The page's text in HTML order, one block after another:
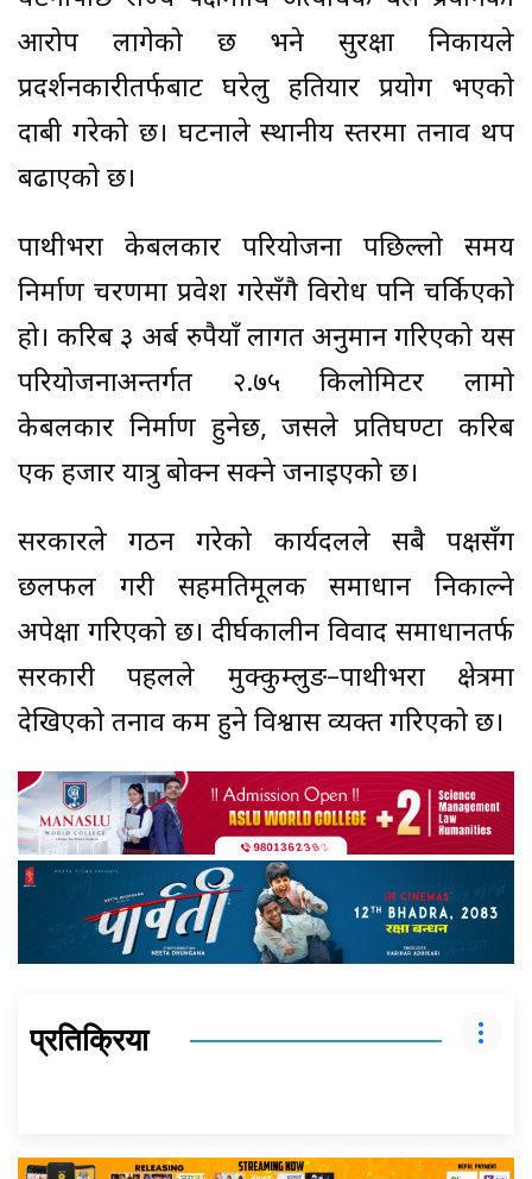
आरोप लागेको छ भने सुरक्षा निकायले
प्रदर्शनकारीतर्फबाट घरेलु हतियार प्रयोग भएको
दाबी गरेको छ। घटनाले स्थानीय स्तरमा तनाव थप
बढाएको छ।
पाथीभरा केबलकार परियोजना पछिल्लो समय
निर्माण चरणमा प्रवेश गरेसँगै विरोध पनि चर्किएको
हो। करिब ३ अर्ब रुपैयाँ लागत अनुमान गरिएको यस
परियोजनाअन्तर्गत २.७५ किलोमिटर लामो
केबलकार निर्माण हुनेछ, जसले प्रतिघण्टा करिब
एक हजार यात्रु बोक्न सक्ने जनाइएको छ।
सरकारले गठन गरेको कार्यदलले सबै पक्षसँग
छलफल गरी सहमतिमूलक समाधान निकाल्ने
अपेक्षा गरिएको छ। दीर्घकालीन विवाद समाधानतर्फ
सरकारी पहलले मुक्कुम्लुङ–पाथीभरा क्षेत्रमा
देखिएको तनाव कम हुने विश्वास व्यक्त गरिएको छ।
प्रतिक्रिया